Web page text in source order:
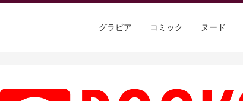
グラビア コミック ヌード